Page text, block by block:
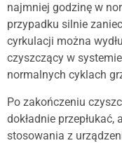
najmniej godzinę w
przypadku silnie
cyrkulacji można
czyszczący w
normalnych cyklach
Po zakończeniu
dokładnie
stosowania z